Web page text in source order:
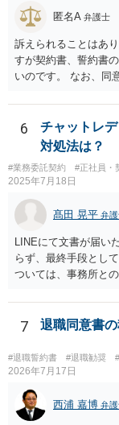
た弁護士に大急ぎで
な資料を提供すれば
月なら十分、②過去
か月は少なすぎる、
①ならパッケージ受
いうところでしょう。
労務提供に付随する
匿名A 弁護士
訴えられることはあ
すが契約書、誓約書
いのです。 なお、同
ら労基に相談すれば
提出する方向に話を
とを勧めます。
6
チャットレ
対処法は？
#業務委託契約 #正社員・
2025年7月18日
髙田 晃平 弁
LINEにて文書が届い
らず、最終手段とし
ついては、事務所と
ますと、本人での交
決につながるかとい
ます。
7 退職同意書
#退職誓約書 #退職勧奨
2026年7月17日
西浦 嘉博 弁